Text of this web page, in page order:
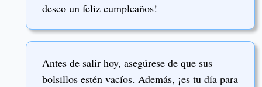
deseo un feliz cumpleaños!
Antes de salir hoy, asegúrese de que sus
bolsillos estén vacíos. Además, ¡es tu día para